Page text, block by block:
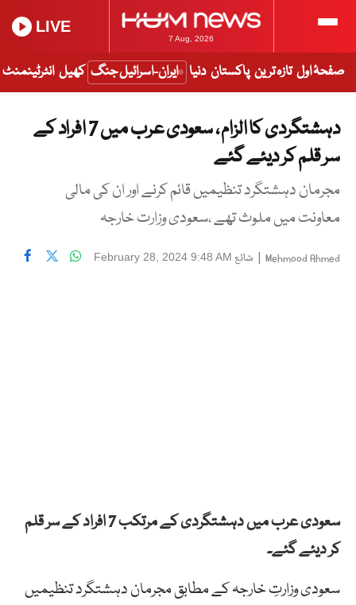
7 Aug, 2026
LIVE
صفحۂ اول تازہ ترین پاکستان دنیا ایران-اسرائیل جنگ کھیل انٹرٹینمنٹ
دہشتگردی کا الزام ، سعودی عرب میں 7 افراد کے
سر قلم کر دیئے گئے
مجرمان دہشتگرد تنظیمیں قائم کرنے اور ان کی مالی
معاونت میں ملوث تھے ،سعودی وزارت خارجہ
Mehmood Ahmed
| شائع February 28, 2024 9:48 AM
سعودی عرب میں دہشتگردی کے مرتکب 7 افراد کے سر قلم
کر دیئے گئے۔
سعودی وزارتِ خارجہ کے مطابق مجرمان دہشتگرد تنظیمیں